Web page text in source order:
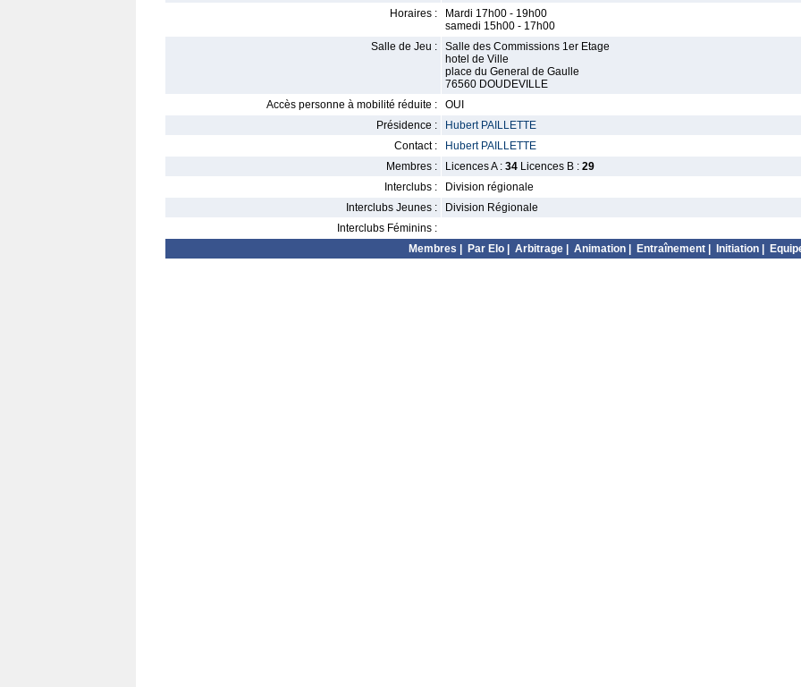
Horaires :
Mardi 17h00 - 19h00
samedi 15h00 - 17h00
Salle de Jeu :
Salle des Commissions 1er Etage
hotel de Ville
place du General de Gaulle
76560 DOUDEVILLE
Accès personne à mobilité réduite :
OUI
Présidence :
Hubert PAILLETTE
Contact :
Hubert PAILLETTE
Membres :
Licences A : 34 Licences B : 29
Interclubs :
Division régionale
Interclubs Jeunes :
Division Régionale
Interclubs Féminins :
Membres
Par Elo Arbitrage Animation Entraînement Initiation